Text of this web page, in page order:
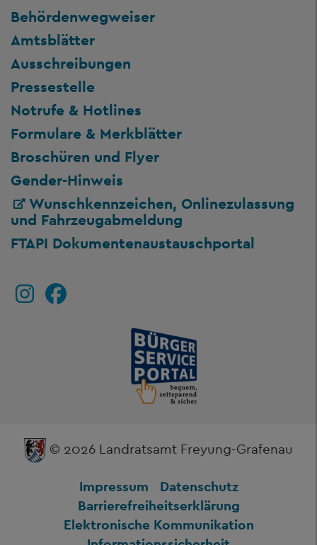
Behördenwegweiser
Amtsblätter
Ausschreibungen
Pressestelle
Notrufe & Hotlines
Formulare & Merkblätter
Broschüren und Flyer
Gender-Hinweis
Wunschkennzeichen, Onlinezulassung
und Fahrzeugabmeldung
FTAPI Dokumentenaustauschportal
© 2026 Landratsamt Freyung-Grafenau
Impressum
Datenschutz
Barrierefreiheitserklärung
Elektronische Kommunikation